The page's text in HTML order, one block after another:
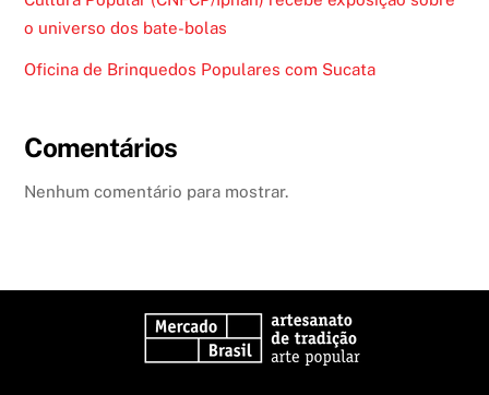
o universo dos bate-bolas
Oficina de Brinquedos Populares com Sucata
Comentários
Nenhum comentário para mostrar.